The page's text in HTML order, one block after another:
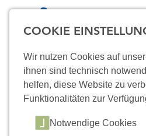
COOKIE
Wir nutzen Cookies auf
ihnen sind technisch
helfen, diese Website zu
Funktionalitäten zur
Notwendige Cookies